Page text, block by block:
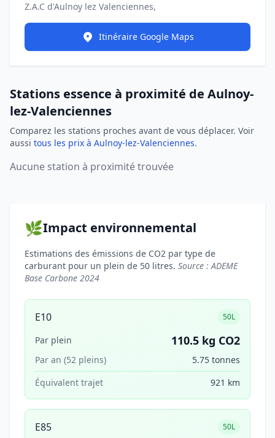
Z.A.C d'Aulnoy lez Valenciennes,
Itinéraire Google Maps
Stations essence à proximité de Aulnoy-
lez-Valenciennes
Comparez les stations proches avant de vous déplacer. Voir
aussi tous les prix à Aulnoy-lez-Valenciennes.
Aucune station à proximité trouvée
🌿Impact environnemental
Estimations des émissions de CO2 par type de
carburant pour un plein de 50 litres. Source : ADEME
Base Carbone 2024
E10 50L
Par plein 110.5 kg CO2
Par an (52 pleins)
5.75 tonnes
Équivalent trajet
921 km
E85 50L